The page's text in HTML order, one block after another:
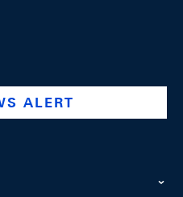
company/swiss-national-
@swissnationalbank
ALERT